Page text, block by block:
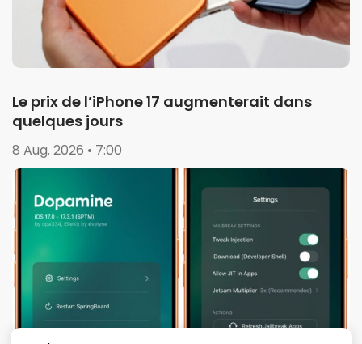
Le prix de l’iPhone 17 augmenterait dans
quelques jours
8 Aug. 2026 • 7:00